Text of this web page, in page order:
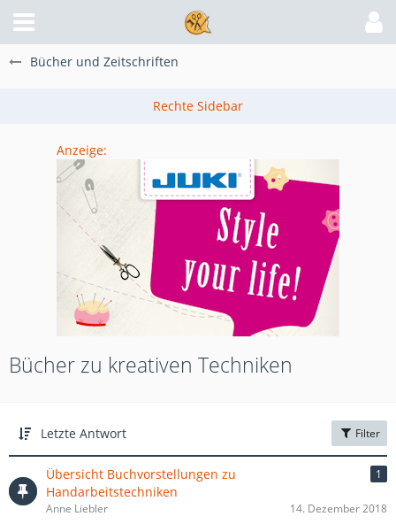
Bücher und Zeitschriften
Anzeige:
Bücher zu kreativen Techniken
Letzte Antwort Filter
Übersicht Buchvorstellungen zu
Handarbeitstechniken
1
Anne Liebler 14. Dezember 2018